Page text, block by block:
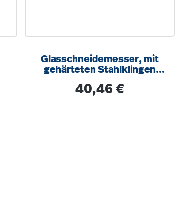
Glasschneidemesser, mit
gehärteten Stahlklingen
Regulärer Preis:
40,46 €